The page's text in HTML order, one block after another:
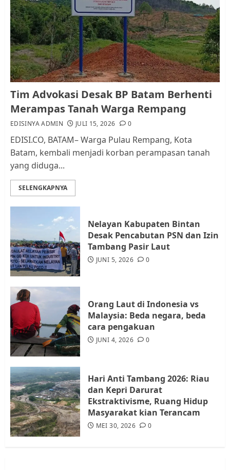
1
Pemko Batam Tegaskan RT dan
RW bukan Petugas Pendataan
dan Pemungutan Pajak
AGUSTUS 1, 2026 0
Kader Pajak jadi Penghubung
Pemerintah dan Masyarakat di
Lingkungan RT/RW
AGUSTUS 1, 2026
4
Warga Rempang Ajukan
Audiensi dengan Wali Kota
5
Tim Advokasi Desak BP Batam
Berhenti Merampas Tanah
Tim Advokasi Desak BP Batam Berhenti
Merampas Tanah Warga Rempang
EDISINYA ADMIN JULI 15, 2026 0
EDISI.CO, BATAM– Warga Pulau Rempang, Kota
Batam, kembali menjadi korban perampasan tanah
yang diduga...
SELENGKAPNYA
Nelayan Kabupaten Bintan
Desak Pencabutan PSN dan Izin
Tambang Pasir Laut
JUNI 5, 2026 0
Orang Laut di Indonesia vs
Malaysia: Beda negara, beda
cara pengakuan
JUNI 4, 2026 0
Hari Anti Tambang 2026: Riau
dan Kepri Darurat
Ekstraktivisme, Ruang Hidup
Masyarakat kian Terancam
MEI 30, 2026 0